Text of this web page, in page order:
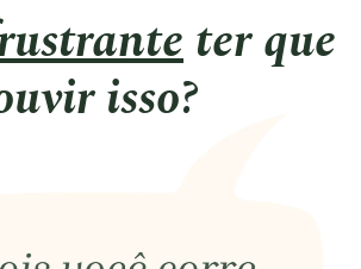
ter que
isso?